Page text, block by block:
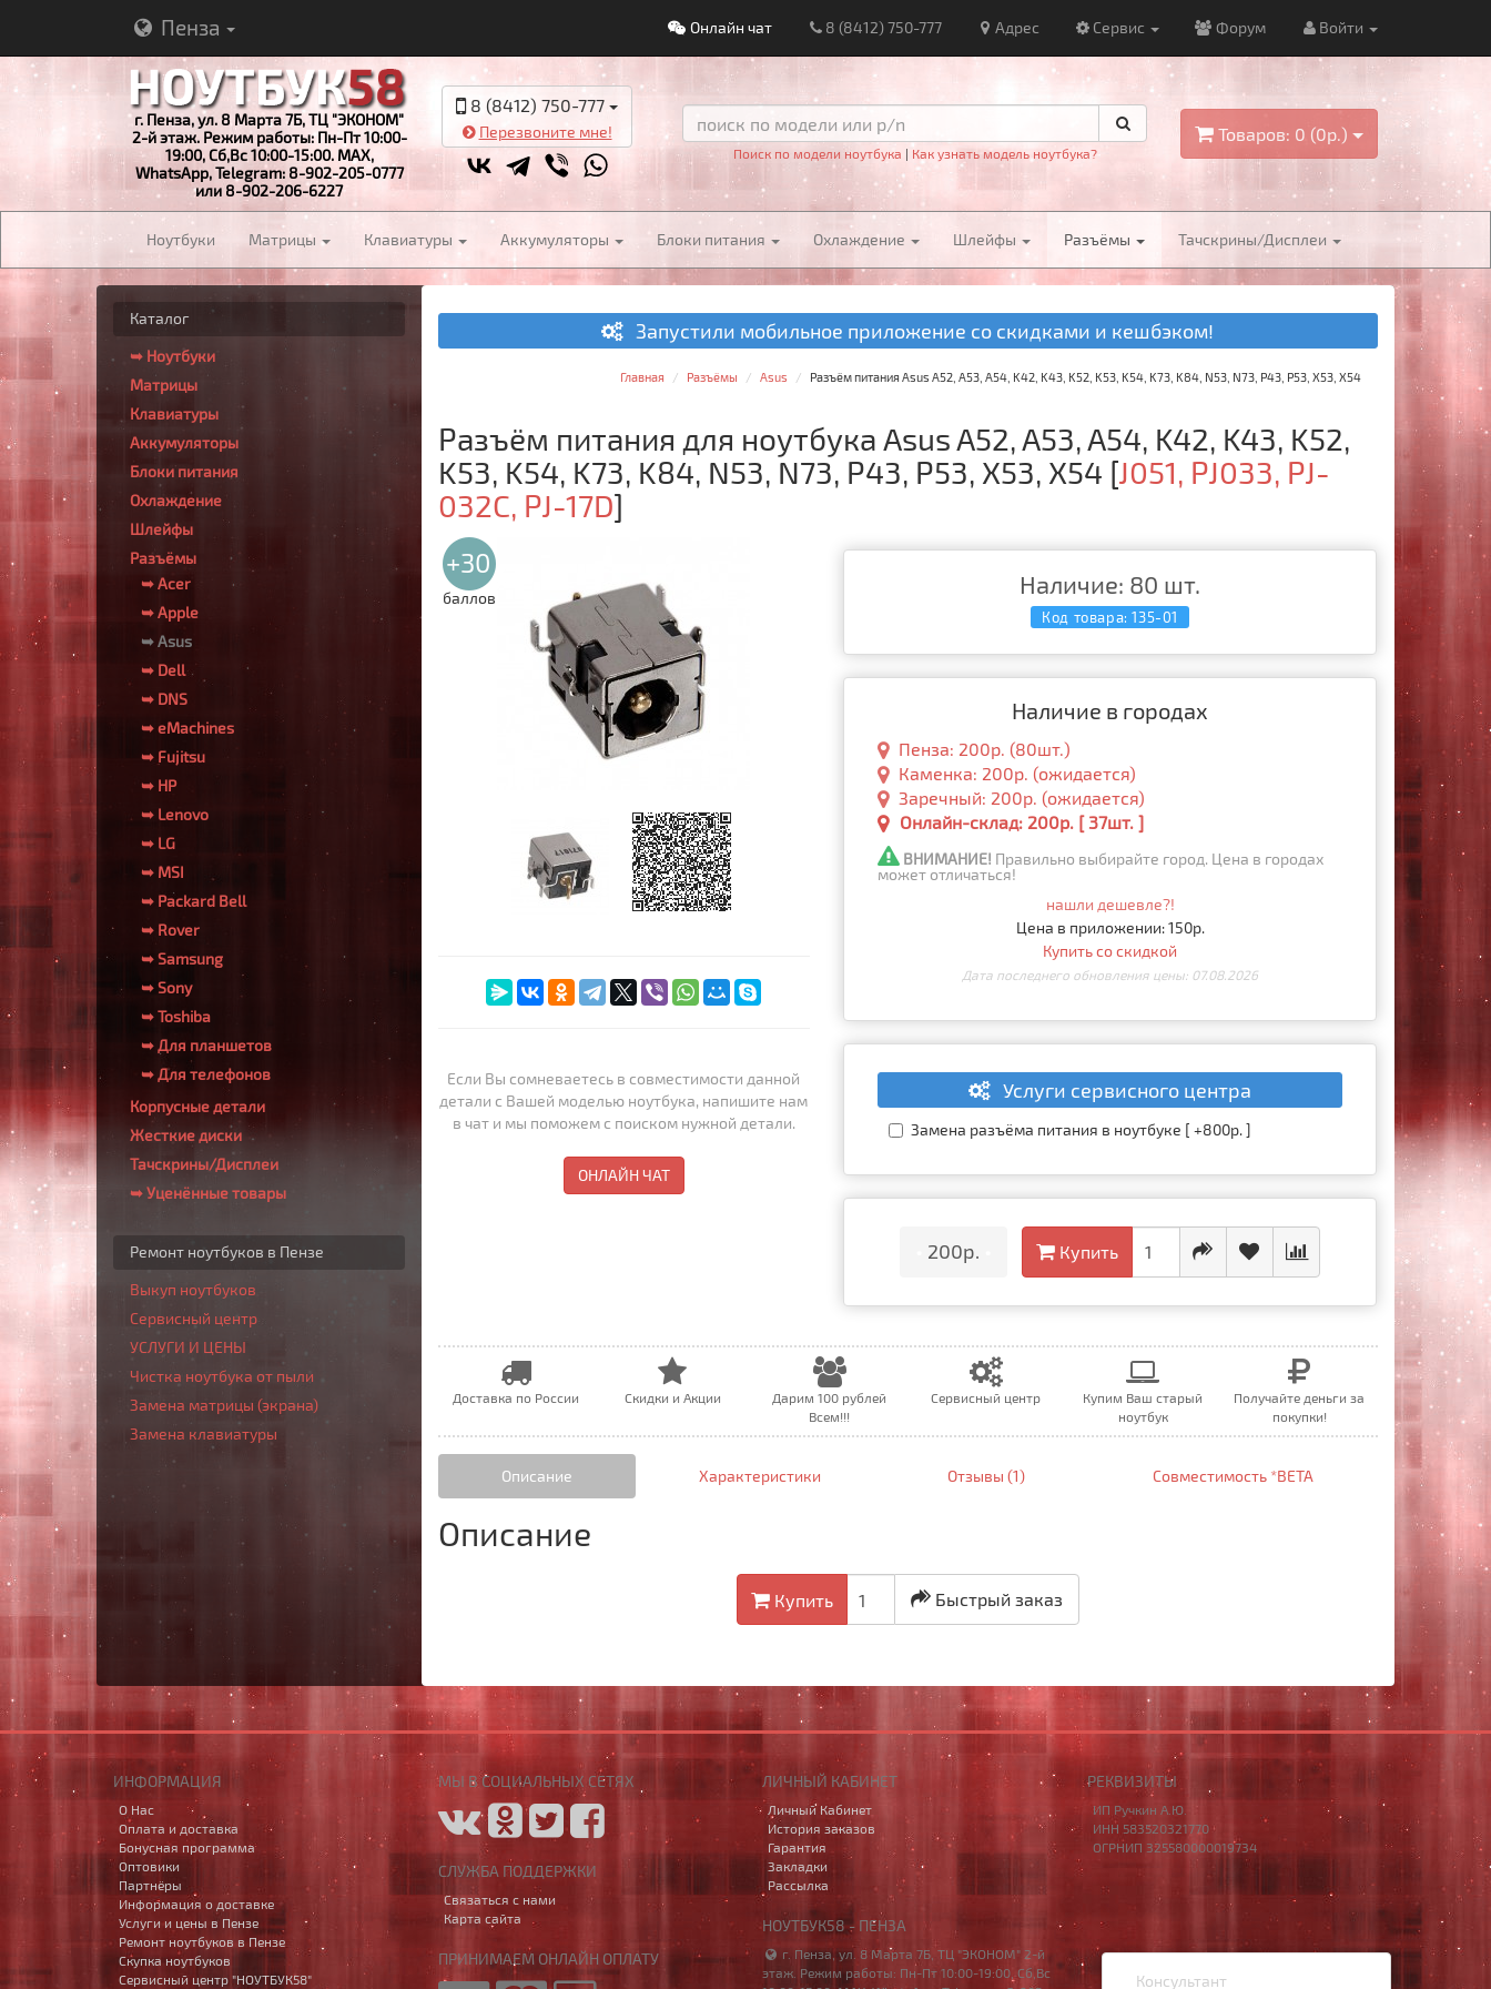
Пенза Онлайн чат 8 (8412) 750-777 Адрес Сервис Форум Войти
г. Пенза, ул. 8 Марта 7Б, ТЦ "ЭКОНОМ"
2-й этаж. Режим работы: Пн-Пт 10:00-
19:00, Сб,Вс 10:00-15:00. MAX,
WhatsApp, Telegram: 8-902-205-0777
или 8-902-206-6227
8 (8412) 750-777
Перезвоните мне!
Поиск по модели ноутбука | Как узнать модель ноутбука?
Товаров: 0 (0р.)
Ноутбуки Матрицы Клавиатуры Аккумуляторы Блоки питания Охлаждение Шлейфы Разъёмы Тачскрины/Дисплеи
Каталог
➥ Ноутбуки
Матрицы
Клавиатуры
Аккумуляторы
Блоки питания
Охлаждение
Шлейфы
Разъёмы
➥ Acer
➥ Apple
➥ Asus
➥ Dell
➥ DNS
➥ eMachines
➥ Fujitsu
➥ HP
➥ Lenovo
➥ LG
➥ MSI
➥ Packard Bell
➥ Rover
➥ Samsung
➥ Sony
➥ Toshiba
➥ Для планшетов
➥ Для телефонов
Корпусные детали
Жесткие диски
Тачскрины/Дисплеи
➥ Уценённые товары
Ремонт ноутбуков в Пензе
Выкуп ноутбуков
Сервисный центр
УСЛУГИ И ЦЕНЫ
Чистка ноутбука от пыли
Замена матрицы (экрана)
Замена клавиатуры
Запустили мобильное приложение со скидками и кешбэком!
Главная Разъёмы Asus Разъём питания Asus A52, A53, A54, K42, K43, K52, K53, K54, K73, K84, N53, N73, P43, P53, X53, X54
Разъём питания для ноутбука Asus A52, A53, A54, K42, K43, K52,
K53, K54, K73, K84, N53, N73, P43, P53, X53, X54 [J051, PJ033, PJ-
032C, PJ-17D]
+30
баллов
Если Вы сомневаетесь в совместимости данной
детали с Вашей моделью ноутбука, напишите нам
в чат и мы поможем с поиском нужной детали.
ОНЛАЙН ЧАТ
Наличие: 80 шт.
Код товара:135-01
Наличие в городах
Пенза: 200р. (80шт.)
Каменка: 200р. (ожидается)
Заречный: 200р. (ожидается)
Онлайн-склад: 200р. [ 37шт. ]
ВНИМАНИЕ! Правильно выбирайте город. Цена в городах
может отличаться!
нашли дешевле?!
Цена в приложении: 150р.
Купить со скидкой
Дата последнего обновления цены: 07.08.2026
Услуги сервисного центра
Замена разъёма питания в ноутбуке [ +800р. ]
200р. Купить
Доставка по России Скидки и Акции
Дарим 100 рублей
Всем!!!
Сервисный центр
Купим Ваш старый
ноутбук
Получайте деньги за
покупки!
Описание Характеристики Отзывы (1) Совместимость *BETA
Описание
Купить Быстрый заказ
ИНФОРМАЦИЯ
О Нас
Оплата и доставка
Бонусная программа
Оптовики
Партнёры
Информация о доставке
Услуги и цены в Пензе
Ремонт ноутбуков в Пензе
Скупка ноутбуков
Сервисный центр "НОУТБУК58"
МЫ В СОЦИАЛЬНЫХ СЕТЯХ
СЛУЖБА ПОДДЕРЖКИ
Связаться с нами
Карта сайта
ПРИНИМАЕМ ОНЛАЙН ОПЛАТУ
ЛИЧНЫЙ КАБИНЕТ
Личный Кабинет
История заказов
Гарантия
Закладки
Рассылка
НОУТБУК58 - ПЕНЗА
г. Пенза, ул. 8 Марта 7Б, ТЦ "ЭКОНОМ" 2-й
этаж. Режим работы: Пн-Пт 10:00-19:00, Сб,Вс
РЕКВИЗИТЫ
ИП Ручкин А.Ю.
ИНН 583520321770
ОГРНИП 325580000019734
Консультант